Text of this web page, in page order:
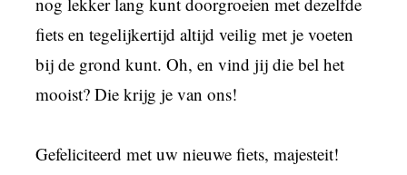
fiets en tegelijkertijd altijd veilig met je voeten
bij de grond kunt. Oh, en vind jij die bel het
mooist? Die krijg je van ons!
Gefeliciteerd met uw nieuwe fiets, majesteit!